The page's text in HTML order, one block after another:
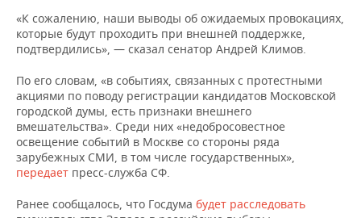
КОМУ ПРИНАДЛЕЖАТ
ТОРГОВЫЕ ЦЕНТРЫ
БЮДЖЕТ
ИНВЕСТИЦИИ
АГРОПРОМ
МАШИНОСТРОЕНИЕ
НЕФТЕХИМИЯ
НЕФТЬ
ОПК
ЭНЕРГЕТИКА
НОВОСТИ АВТО
БИЗНЕС
НОВОСТИ БИЗНЕСА
РОЗНИЧНАЯ ТОРГОВЛЯ
ТРАНСПОРТ
ТЕХНОЛОГИИ
НОВОСТИ ТЕХНОЛОГИЙ
IT
МЕРОПРИЯТИЯ
НОВОСТИ МЕРОПРИЯТИЙ
СПОРТ
«К сожалению, наши выводы об ожидаемых провокациях,
которые будут проходить при внешней поддержке,
подтвердились», — сказал сенатор Андрей Климов.
По его словам, «в событиях, связанных с протестными
акциями по поводу регистрации кандидатов Московской
городской думы, есть признаки внешнего
вмешательства». Среди них «недобросовестное
освещение событий в Москве со стороны ряда
зарубежных СМИ, в том числе государственных»,
передает пресс-служба СФ.
Ранее сообщалось, что Госдума будет расследовать